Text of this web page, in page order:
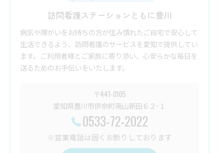
訪問看護ステーションともに豊川
病気や障がいをお持ちの方が住み慣れたご自宅で安心して
生活できるよう、訪問看護のサービスを愛知で提供してい
ます。ご利用者様とご家族に寄り添い、心安らかな毎日を
送るためのお手伝いをいたします。
〒441-0105
愛知県豊川市伊奈町南山新田６２−１
0533-72-2022
※営業電話は固くお断りしております